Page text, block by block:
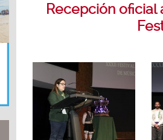
Recepción oficial